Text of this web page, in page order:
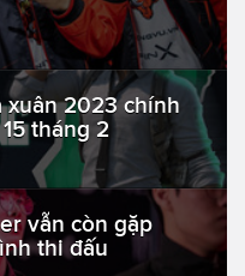
xuân 2023 chính
tháng 2
vẫn còn gặp
thi đấu